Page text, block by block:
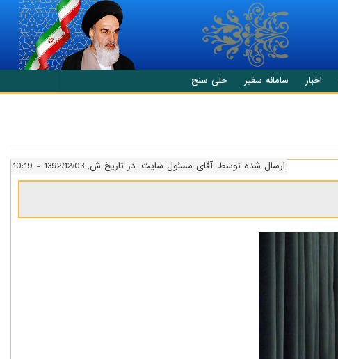
اخبار سامانه سفیر حلی سنج
ارسال شده توسط آقای مسئول سایت در تاریخ ش, 1392/12/03 - 10:19